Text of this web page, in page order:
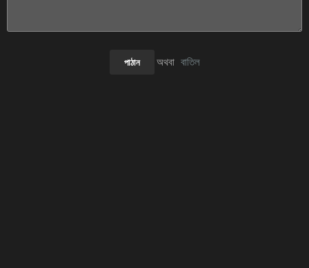
পাঠান অথবা বাতিল